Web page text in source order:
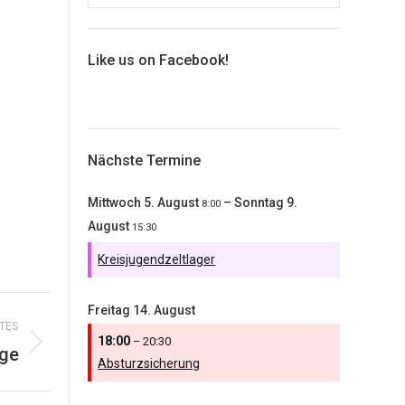
Like us on Facebook!
Nächste Termine
Mittwoch 5. August 8:00 – Sonntag 9.
August 15:30
Kreisjugendzeltlager
Freitag 14. August
18:00 – 20:30
Absturzsicherung